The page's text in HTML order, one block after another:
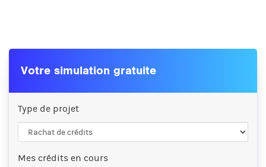
Votre simulation gratuite
Type de projet
Mes crédits en cours